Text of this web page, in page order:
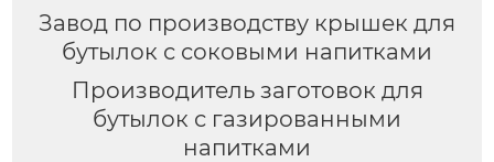
Завод по производству крышек для
бутылок с соковыми напитками
Производитель заготовок для
бутылок с газированными
напитками